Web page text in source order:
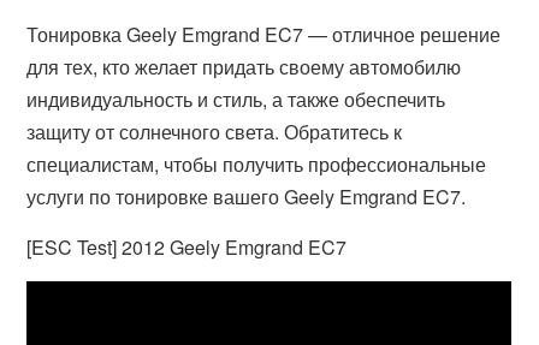
Тонировка Geely Emgrand EC7 — отличное решение
для тех, кто желает придать своему автомобилю
индивидуальность и стиль, а также обеспечить
защиту от солнечного света. Обратитесь к
специалистам, чтобы получить профессиональные
услуги по тонировке вашего Geely Emgrand EC7.
[ESC Test] 2012 Geely Emgrand EC7